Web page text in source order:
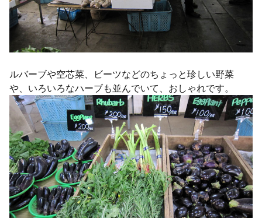
ルバーブや空芯菜、ビーツなどのちょっと珍しい野菜
や、いろいろなハーブも並んでいて、おしゃれです。